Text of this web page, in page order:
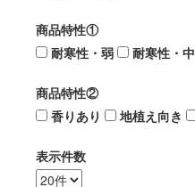
商品特性①
耐寒性・弱
耐寒性・中
商品特性②
香りあり
地植え向き
表示件数